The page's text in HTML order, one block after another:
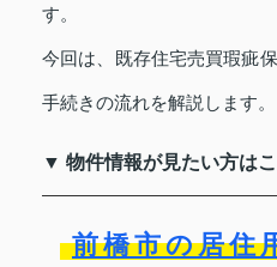
す。
今回は、既存住宅売買瑕疵
手続きの流れを解説します。
▼ 物件情報が見たい方は
前橋市の居住